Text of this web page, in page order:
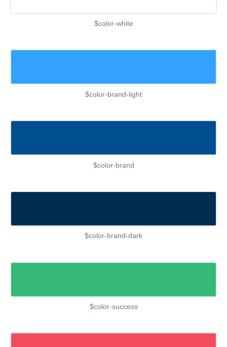
$color-white
$color-brand-light
$color-brand
$color-brand-dark
$color-success